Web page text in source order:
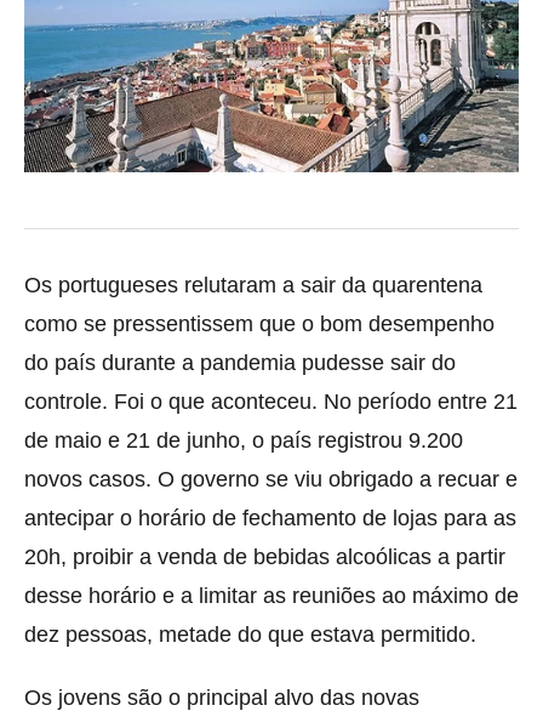
Os portugueses relutaram a sair da quarentena
como se pressentissem que o bom desempenho
do país durante a pandemia pudesse sair do
controle. Foi o que aconteceu. No período entre 21
de maio e 21 de junho, o país registrou 9.200
novos casos. O governo se viu obrigado a recuar e
antecipar o horário de fechamento de lojas para as
20h, proibir a venda de bebidas alcoólicas a partir
desse horário e a limitar as reuniões ao máximo de
dez pessoas, metade do que estava permitido.
Os jovens são o principal alvo das novas